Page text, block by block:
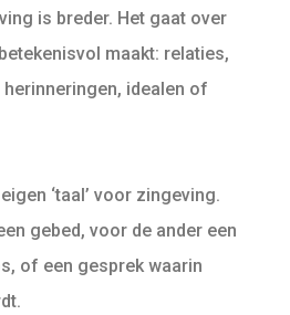
is breder. Het gaat over
maakt: relaties,
herinneringen, idealen of
‘taal’ voor zingeving.
gebed, voor de ander een
of een gesprek waarin